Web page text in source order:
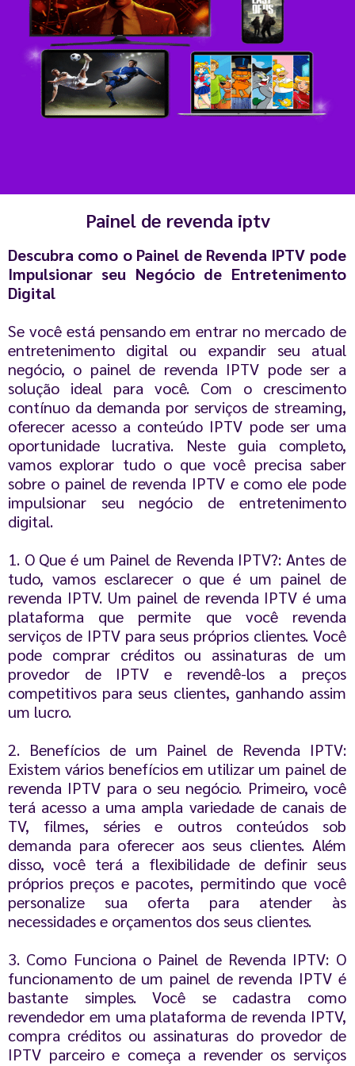
Painel de revenda iptv
Descubra como o Painel de Revenda IPTV pode
Impulsionar seu Negócio de Entretenimento
Digital
Se você está pensando em entrar no mercado de
entretenimento digital ou expandir seu atual
negócio, o painel de revenda IPTV pode ser a
solução ideal para você. Com o crescimento
contínuo da demanda por serviços de streaming,
oferecer acesso a conteúdo IPTV pode ser uma
oportunidade lucrativa. Neste guia completo,
vamos explorar tudo o que você precisa saber
sobre o painel de revenda IPTV e como ele pode
impulsionar seu negócio de entretenimento
digital.
1. O Que é um Painel de Revenda IPTV?: Antes de
tudo, vamos esclarecer o que é um painel de
revenda IPTV. Um painel de revenda IPTV é uma
plataforma que permite que você revenda
serviços de IPTV para seus próprios clientes. Você
pode comprar créditos ou assinaturas de um
provedor de IPTV e revendê-los a preços
competitivos para seus clientes, ganhando assim
um lucro.
2. Benefícios de um Painel de Revenda IPTV:
Existem vários benefícios em utilizar um painel de
revenda IPTV para o seu negócio. Primeiro, você
terá acesso a uma ampla variedade de canais de
TV, filmes, séries e outros conteúdos sob
demanda para oferecer aos seus clientes. Além
disso, você terá a flexibilidade de definir seus
próprios preços e pacotes, permitindo que você
personalize sua oferta para atender às
necessidades e orçamentos dos seus clientes.
3. Como Funciona o Painel de Revenda IPTV: O
funcionamento de um painel de revenda IPTV é
bastante simples. Você se cadastra como
revendedor em uma plataforma de revenda IPTV,
compra créditos ou assinaturas do provedor de
IPTV parceiro e começa a revender os serviços